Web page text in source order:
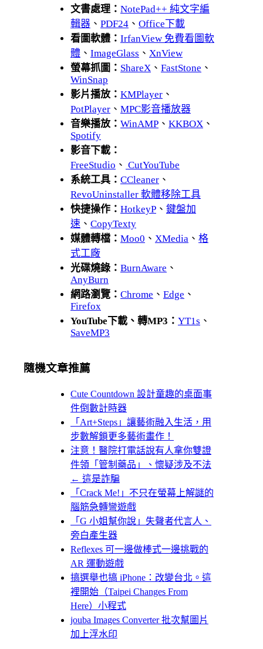
文書處理： NotePad++ 純文字編
輯器 、 PDF24 、 Office下載
看圖軟體： IrfanView 免費看圖軟
體 、 ImageGlass 、 XnView
螢幕抓圖： ShareX 、 FastStone 、
WinSnap
影片播放： KMPlayer 、
PotPlayer 、 MPC影音播放器
音樂播放： WinAMP 、 KKBOX 、
Spotify
影音下載：
FreeStudio 、 CutYouTube
系統工具： CCleaner 、
RevoUninstaller 軟體移除工具
快捷操作： HotkeyP 、 鍵盤加
速 、 CopyTexty
媒體轉檔： Moo0 、 XMedia 、 格
式工廠
光碟燒錄： BurnAware 、
AnyBurn
網路瀏覽： Chrome 、 Edge 、
Firefox
YouTube下載、轉MP3： YT1s 、
SaveMP3
隨機文章推薦
Cute Countdown 設計童趣的桌面事
件倒數計時器
「Art+Steps」讓藝術融入生活，用
步數解鎖更多藝術畫作！
注意！醫院打電話說有人拿你雙證
件領「管制藥品」、懷疑涉及不法
← 這是詐騙
「Crack Me!」不只在螢幕上解謎的
腦筋急轉彎遊戲
「G 小姐幫你說」失聲者代言人、
旁白產生器
Reflexes 可一邊做棒式一邊挑戰的
AR 運動遊戲
搞選舉也搞 iPhone：改變台北。這
裡開始（Taipei Changes From
Here）小程式
jouba Images Converter 批次幫圖片
加上浮水印